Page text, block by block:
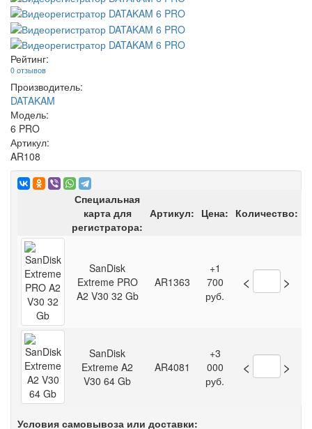
Рейтинг:
0 отзывов
Производитель:
DATAKAM
Модель:
6 PRO
Артикул:
AR108
Специальная
карта для
регистратора:
Артикул: Цена: Количество:
SanDisk
Extreme PRO
A2 V30 32 Gb
AR1363
+1
700
руб.
< >
SanDisk
Extreme A2
V30 64 Gb
AR4081
+3
000
руб.
< >
Условия самовывоза или доставки: